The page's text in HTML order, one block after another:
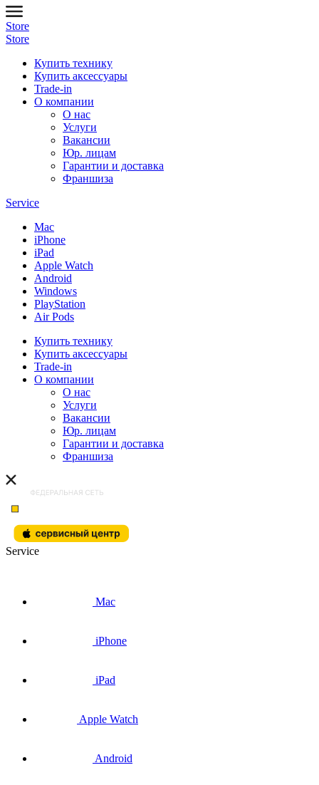
Store
Store
Купить технику
Купить аксессуары
Trade-in
О компании
О нас
Услуги
Вакансии
Юр. лицам
Гарантии и доставка
Франшиза
Service
Mac
iPhone
iPad
Apple Watch
Android
Windows
PlayStation
Air Pods
Купить технику
Купить аксессуары
Trade-in
О компании
О нас
Услуги
Вакансии
Юр. лицам
Гарантии и доставка
Франшиза
Service
Mac
iPhone
iPad
Apple Watch
Android